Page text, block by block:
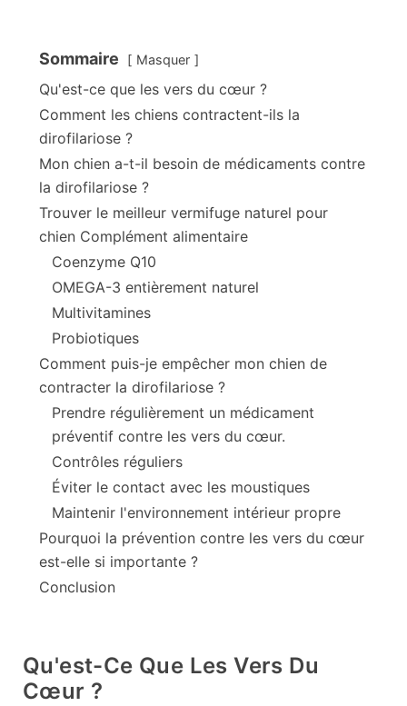
Sommaire Masquer
Qu'est-ce que les vers du cœur ?
Comment les chiens contractent-ils la
dirofilariose ?
Mon chien a-t-il besoin de médicaments contre
la dirofilariose ?
Trouver le meilleur vermifuge naturel pour
chien Complément alimentaire
Coenzyme Q10
OMEGA-3 entièrement naturel
Multivitamines
Probiotiques
Comment puis-je empêcher mon chien de
contracter la dirofilariose ?
Prendre régulièrement un médicament
préventif contre les vers du cœur.
Contrôles réguliers
Éviter le contact avec les moustiques
Maintenir l'environnement intérieur propre
Pourquoi la prévention contre les vers du cœur
est-elle si importante ?
Conclusion
Qu'est-Ce Que Les Vers Du
Cœur ?